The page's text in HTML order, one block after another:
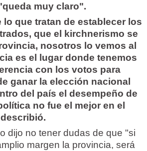
muy claro".
lo que tratan de establecer los
que el kirchnerismo se
nosotros lo vemos al
es el lugar donde tenemos
con los votos para
ganar la elección nacional
del país el desempeño de
no fue el mejor en el
dijo no tener dudas de que "si
margen la provincia, será